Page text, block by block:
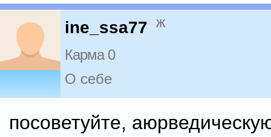
ine_ssa77 ж
Карма 0
О себе
посоветуйте,